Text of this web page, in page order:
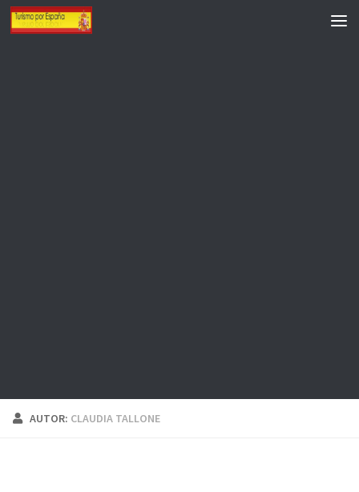
Saltar al contenido
AUTOR: CLAUDIA TALLONE